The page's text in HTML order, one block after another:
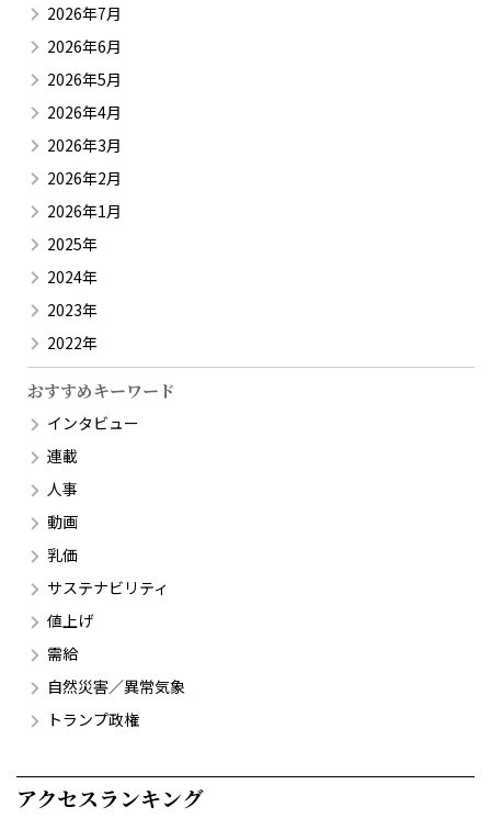
2026年7月
2026年6月
2026年5月
2026年4月
2026年3月
2026年2月
2026年1月
2025年
2024年
2023年
2022年
おすすめキーワード
インタビュー
連載
人事
動画
乳価
サステナビリティ
値上げ
需給
自然災害／異常気象
トランプ政権
アクセスランキング